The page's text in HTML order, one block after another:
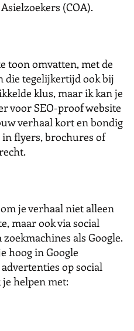
(COA).
toon omvatten, met de
die tegelijkertijd ook bij
klus, maar ik kan je
voor SEO-proof website
verhaal kort en bondig
in flyers, brochures of
je verhaal niet alleen
maar ook via social
als Google.
hoog in Google
op social
je helpen met: